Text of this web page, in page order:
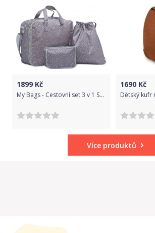
1899 Kč
My Bags - Cestovní set 3 v 1 Sweet Dreams Grey
1690 Kč
Více produktů